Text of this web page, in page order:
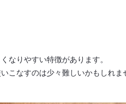
なりやすい特徴があります。
こなすのは少々難しいかもしれま